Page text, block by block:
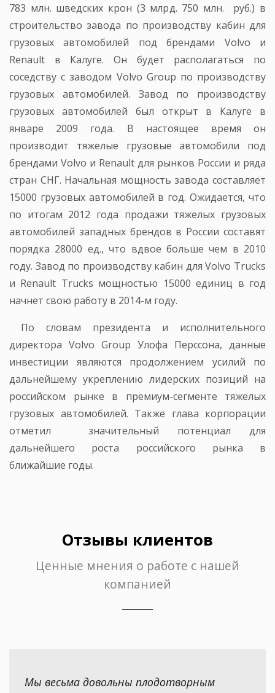
783 млн. шведских крон (3 млрд. 750 млн. руб.) в
строительство завода по производству кабин для
грузовых автомобилей под брендами Volvo и
Renault в Калуге. Он будет располагаться по
соседству с заводом Volvo Group по производству
грузовых автомобилей. Завод по производству
грузовых автомобилей был открыт в Калуге в
январе 2009 года. В настоящее время он
производит тяжелые грузовые автомобили под
брендами Volvo и Renault для рынков России и ряда
стран СНГ. Начальная мощность завода составляет
15000 грузовых автомобилей в год. Ожидается, что
по итогам 2012 года продажи тяжелых грузовых
автомобилей западных брендов в России составят
порядка 28000 ед., что вдвое больше чем в 2010
году. Завод по производству кабин для Volvo Trucks
и Renault Trucks мощностью 15000 единиц в год
начнет свою работу в 2014-м году.
По словам президента и исполнительного
директора Volvo Group Улофа Перссона, данные
инвестиции являются продолжением усилий по
дальнейшему укреплению лидерских позиций на
российском рынке в премиум-сегменте тяжелых
грузовых автомобилей. Также глава корпорации
отметил значительный потенциал для
дальнейшего роста российского рынка в
ближайшие годы.
Отзывы клиентов
Ценные мнения о работе с нашей
компанией
Мы весьма довольны плодотворным